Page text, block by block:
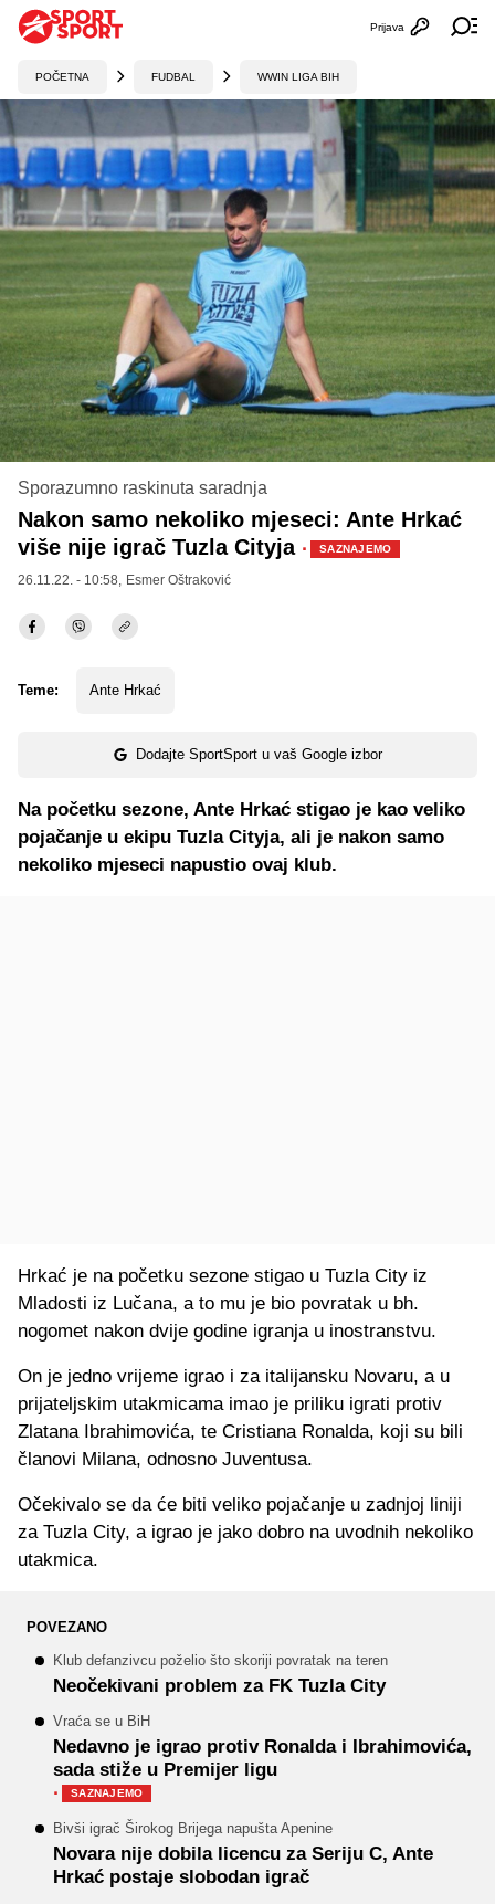
Otvori
Prijava
POČETNA FUDBAL WWIN LIGA BIH
Sporazumno raskinuta saradnja
Nakon samo nekoliko mjeseci: Ante Hrkać
više nije igrač Tuzla Cityja · SAZNAJEMO
26.11.22. - 10:58, Esmer Oštraković
Teme: Ante Hrkać
Dodajte SportSport u vaš Google izbor
Na početku sezone, Ante Hrkać stigao je kao veliko
pojačanje u ekipu Tuzla Cityja, ali je nakon samo
nekoliko mjeseci napustio ovaj klub.
Hrkać je na početku sezone stigao u Tuzla City iz
Mladosti iz Lučana, a to mu je bio povratak u bh.
nogomet nakon dvije godine igranja u inostranstvu.
On je jedno vrijeme igrao i za italijansku Novaru, a u
prijateljskim utakmicama imao je priliku igrati protiv
Zlatana Ibrahimovića, te Cristiana Ronalda, koji su bili
članovi Milana, odnosno Juventusa.
Očekivalo se da će biti veliko pojačanje u zadnjoj liniji
za Tuzla City, a igrao je jako dobro na uvodnih nekoliko
utakmica.
POVEZANO
Klub defanzivcu poželio što skoriji povratak na teren
Neočekivani problem za FK Tuzla City
Vraća se u BiH
Nedavno je igrao protiv Ronalda i Ibrahimovića,
sada stiže u Premijer ligu
· SAZNAJEMO
Bivši igrač Širokog Brijega napušta Apenine
Novara nije dobila licencu za Seriju C, Ante
Hrkać postaje slobodan igrač